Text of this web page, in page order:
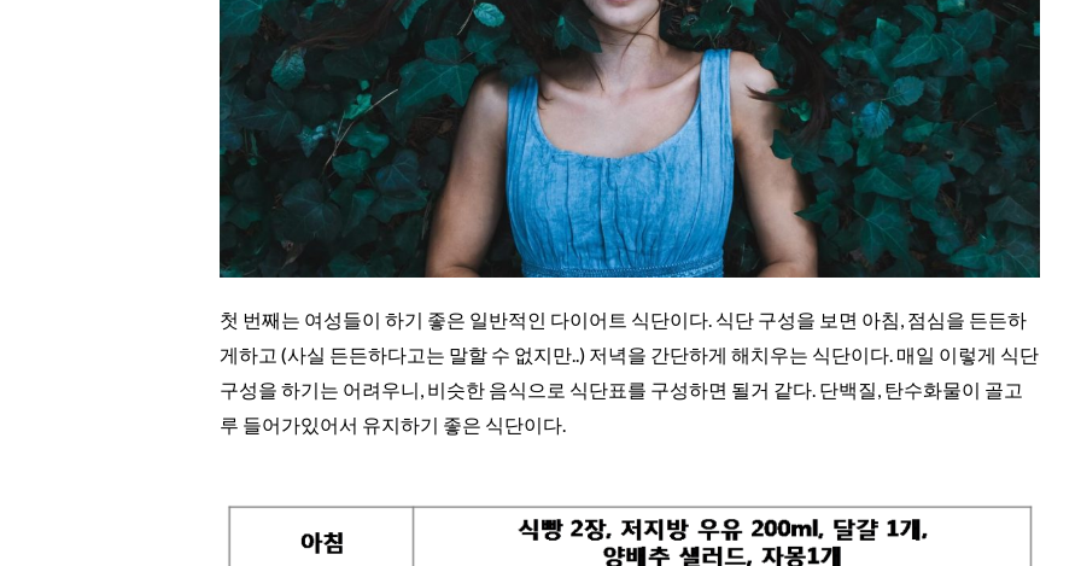
첫 번째는 여성들이 하기 좋은 일반적인 다이어트 식단이다. 식단 구성을 보면 아침, 점심을 든든하
게하고 (사실 든든하다고는 말할 수 없지만..) 저녁을 간단하게 해치우는 식단이다. 매일 이렇게 식단
구성을 하기는 어려우니, 비슷한 음식으로 식단표를 구성하면 될거 같다. 단백질, 탄수화물이 골고
루 들어가있어서 유지하기 좋은 식단이다.